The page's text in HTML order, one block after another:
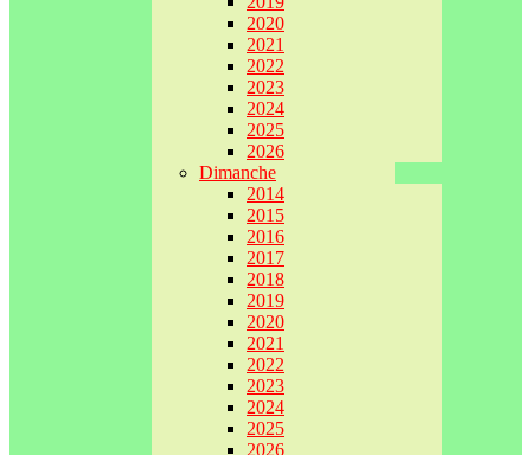
2020
2021
2022
2023
2024
2025
2026
Dimanche
2014
2015
2016
2017
2018
2019
2020
2021
2022
2023
2024
2025
2026